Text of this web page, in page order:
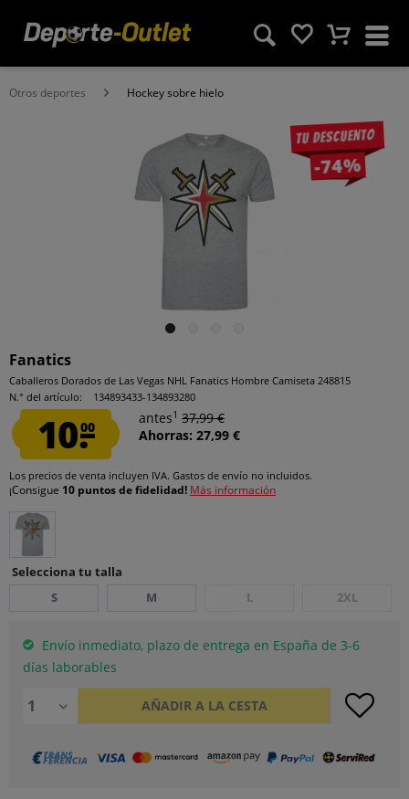
Otros deportes Hockey sobre hielo
Tu descuento
-74%
Fanatics
Caballeros Dorados de Las Vegas NHL Fanatics Hombre Camiseta 248815
N.° del artículo:
134893433-134893280
10.00
antes1 37,99 €
Ahorras: 27,99 €
Los precios de venta incluyen IVA. Gastos de envío no incluidos.
¡Consigue 10 puntos de fidelidad! Más información
Selecciona tu talla
S
M L 2XL
Envío inmediato, plazo de entrega en España de 3-6
días laborables
AÑADIR A LA CESTA